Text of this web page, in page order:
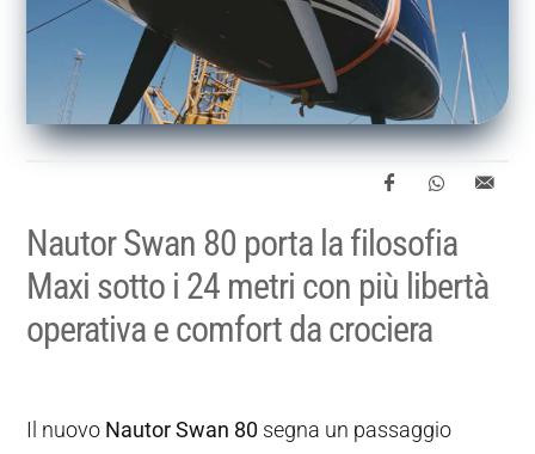
Nautor Swan 80 porta la filosofia
Maxi sotto i 24 metri con più libertà
operativa e comfort da crociera
Il nuovo Nautor Swan 80 segna un passaggio